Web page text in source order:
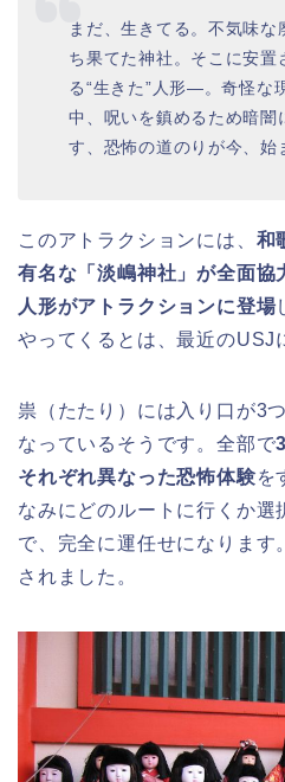
まだ、生きてる。不気味
ち果てた神社。そこに安置
る“生きた”人形―。奇怪な
中、呪いを鎮めるため暗闇
す、恐怖の道のりが今、始
このアトラクションには、 和
有名な「淡嶋神社」が全面協
人形がアトラクションに登場
やってくるとは、最近のUSJ
祟（たたり）には入り口が3
なっているそうです。全部で
それぞれ異なった恐怖体験を
なみにどのルートに行くか選
で、完全に運任せになります
されました。